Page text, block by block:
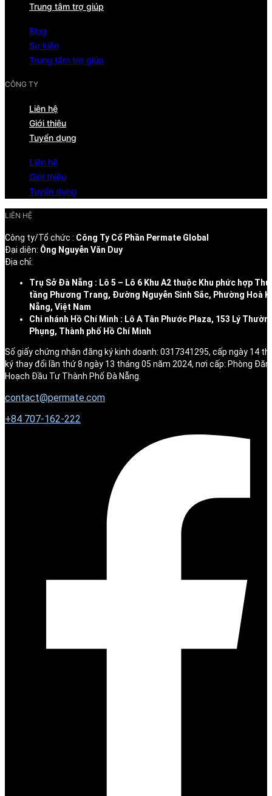
Trung tâm trợ giúp
Blog
Sự kiện
Trung tâm trợ giúp
CÔNG TY
Liên hệ
Giới thiệu
Tuyển dụng
Liên hệ
Giới thiệu
Tuyển dụng
LIÊN HỆ
Công ty/Tổ chức : Công Ty Cổ Phần Permate Global
Đại diện: Ông Nguyễn Văn Duy
Địa chỉ:
Trụ Sở Đà Nẵng : Lô 5 – Lô 6 Khu A2 thuộc Khu phức hợp
tầng Phương Trang, Đường Nguyễn Sinh Sắc, Phường Hoà
Nẵng, Việt Nam
Chi nhánh Hồ Chí Minh : Lô A Tân Phước Plaza, 153 Lý
Phụng, Thành phố Hồ Chí Minh
Số giấy chứng nhận đăng ký kinh doanh: 0317341295, cấp ngày 14
ký thay đổi lần thứ 8 ngày 13 tháng 05 năm 2024, nơi cấp: Phòng
Hoạch Đầu Tư Thành Phố Đà Nẵng.
contact@permate.com
+84 707-162-222